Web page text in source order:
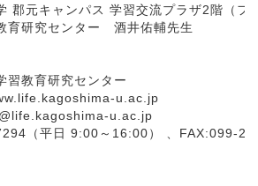
郡元キャンパス 学習交流プラザ2階（フ
育研究センター 酒井佑輔先生
教育研究センター
u.ac.jp
u.ac.jp
（平日 9:00～16:00） 、FAX:099-